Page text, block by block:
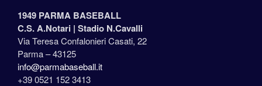
1949 PARMA BASEBALL
C.S. A.Notari | Stadio N.Cavalli
Via Teresa Confalonieri Casati, 22
Parma – 43125
info@parmabaseball.it
+39 0521 152 3413